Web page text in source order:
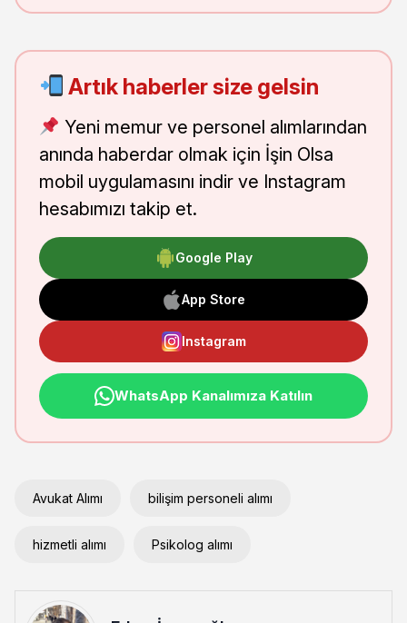
Artık haberler size gelsin
Yeni memur ve personel alımlarından
anında haberdar olmak için İşin Olsa
mobil uygulamasını indir ve Instagram
hesabımızı takip et.
Google Play
App Store
Instagram
WhatsApp Kanalımıza Katılın
Avukat Alımı bilişim personeli alımı
hizmetli alımı Psikolog alımı